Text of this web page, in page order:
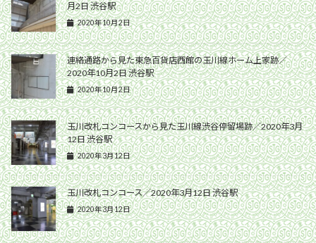
月2日 渋谷駅
2020年10月2日
連絡通路から見た東急百貨店西館の玉川線ホーム上家跡／
2020年10月2日 渋谷駅
2020年10月2日
玉川改札コンコースから見た玉川線渋谷停留場跡／2020年3月
12日 渋谷駅
2020年3月12日
玉川改札コンコース／2020年3月12日 渋谷駅
2020年3月12日